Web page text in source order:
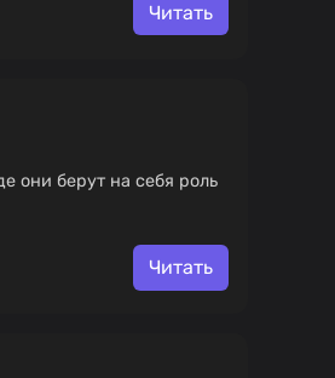
Читать
они берут на себя роль
Читать